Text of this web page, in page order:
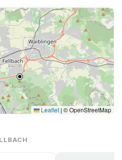
Leaflet | © OpenStreetMap